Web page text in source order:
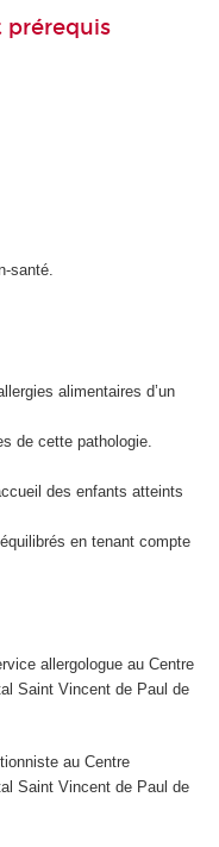
prérequis
santé.
alimentaires d’un
de cette pathologie.
des enfants atteints
en tenant compte
allergologue au Centre
Saint Vincent de Paul de
au Centre
Saint Vincent de Paul de